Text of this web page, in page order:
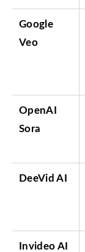
Google
Veo
OpenAI
Sora
DeeVid AI
Invideo AI